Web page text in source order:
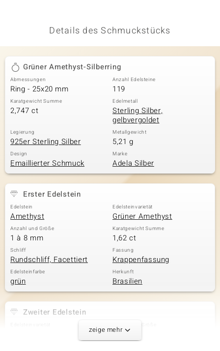
Details des Schmuckstücks
Grüner Amethyst-Silberring
Abmessungen
Ring - 25x20 mm
Anzahl Edelsteine
119
Karatgewicht Summe
2,747 ct
Edelmetall
Sterling Silber,
gelbvergoldet
Legierung
925er Sterling Silber
Metallgewicht
5,21 g
Design
Emaillierter Schmuck
Marke
Adela Silber
Erster Edelstein
Edelstein
Amethyst
Edelsteinvarietät
Grüner Amethyst
Anzahl und Größe
1 à 8 mm
Karatgewicht Summe
1,62 ct
Schliff
Rundschliff, Facettiert
Fassung
Krappenfassung
Edelsteinfarbe
grün
Herkunft
Brasilien
Zweiter Edelstein
8 à 1,8 mm
zeige mehr